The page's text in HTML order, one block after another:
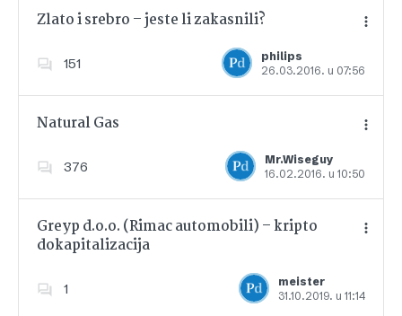
Zlato i srebro – jeste li zakasnili?
151
philips
26.03.2016. u 07:56
Dodajte u favorite
Natural Gas
376
Mr.Wiseguy
16.02.2016. u 10:50
Dodajte u favorite
Greyp d.o.o. (Rimac automobili) – kripto
dokapitalizacija
1
meister
31.10.2019. u 11:14
Dodajte u favorite